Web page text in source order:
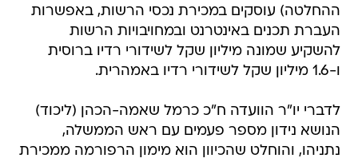
ההחלטה) עוסקים במכירת נכסי הרשות, באפשרות
העברת תכנים באינטרנט ובמחויבויות הרשות
להשקיע שמונה מיליון שקל לשידורי רדיו ברוסית
ו-1.6 מיליון שקל לשידורי רדיו באמהרית.
לדברי יו"ר הוועדה ח"כ כרמל שאמה-הכהן (ליכוד)
הנושא נידון מספר פעמים עם ראש הממשלה,
נתניהו, והוחלט שהכיוון הוא מימון הרפורמה ממכירת